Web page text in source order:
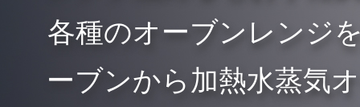
各種のオーブンレンジ
ーブンから加熱水蒸気